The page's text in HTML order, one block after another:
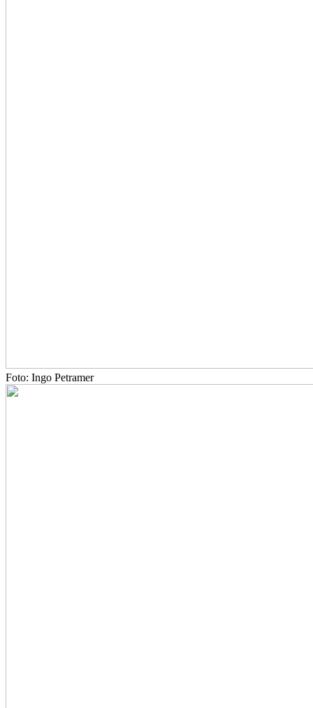
Foto: Ingo Petramer